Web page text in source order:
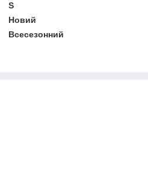
S
Новий
Всесезонний